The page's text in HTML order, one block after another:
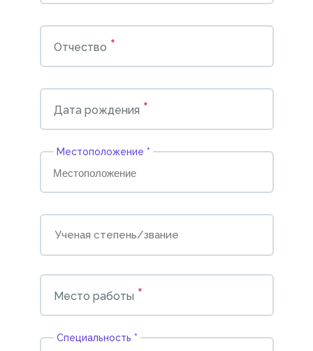
Отчество *
Дата рождения *
Местоположение *
Место работы *
Cпециальность *